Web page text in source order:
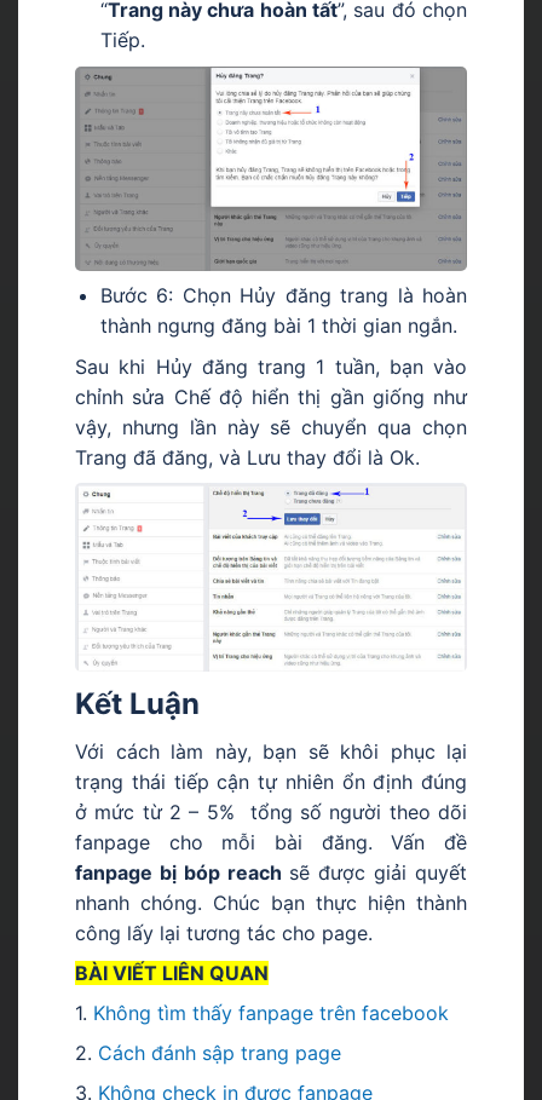
“Trang này chưa hoàn tất”, sau đó chọn
Tiếp.
Bước 6: Chọn Hủy đăng trang là hoàn
thành ngưng đăng bài 1 thời gian ngắn.
Sau khi Hủy đăng trang 1 tuần, bạn vào
chỉnh sửa Chế độ hiển thị gần giống như
vậy, nhưng lần này sẽ chuyển qua chọn
Trang đã đăng, và Lưu thay đổi là Ok.
Kết Luận
Với cách làm này, bạn sẽ khôi phục lại
trạng thái tiếp cận tự nhiên ổn định đúng
ở mức từ 2 – 5% tổng số người theo dõi
fanpage cho mỗi bài đăng. Vấn đề
fanpage bị bóp reach sẽ được giải quyết
nhanh chóng. Chúc bạn thực hiện thành
công lấy lại tương tác cho page.
BÀI VIẾT LIÊN QUAN
1. Không tìm thấy fanpage trên facebook
2. Cách đánh sập trang page
3. Không check in được fanpage